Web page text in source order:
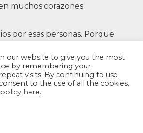
muchos corazones.
por esas personas. Porque
es realmente mi familia,
a estar no solo en las
en el dolor, en la
en la soledad de un hospital.
our website to give you the most
by remembering your
visits. By continuing to use
to the use of all the cookies.
here.